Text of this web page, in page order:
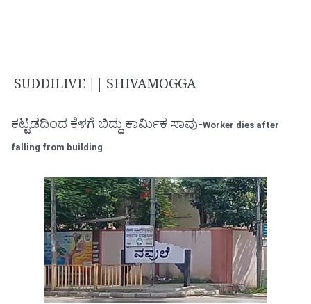
SUDDILIVE || SHIVAMOGGA
ಕಟ್ಟಡದಿಂದ ಕೆಳಗೆ ಬಿದ್ದು ಕಾರ್ಮಿಕ ಸಾವು-Worker dies after
falling from building